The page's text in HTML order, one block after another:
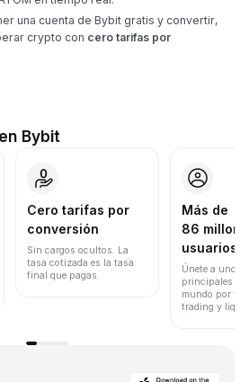
una cuenta de Bybit gratis y convertir,
crypto con cero tarifas por
Bybit
Cero tarifas por
conversión
Sin cargos ocultos. La
tasa cotizada es la tasa
final que pagas.
Más de
86
usuarios
Únete a uno
principales
mundo por
trading y